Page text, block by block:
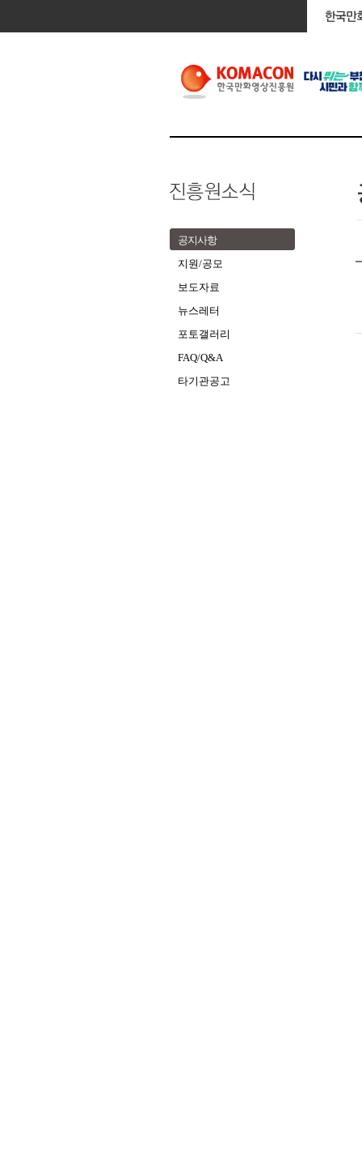
공지사항
지원/공모
보도자료
뉴스레터
포토갤러리
FAQ/Q&A
타기관공고